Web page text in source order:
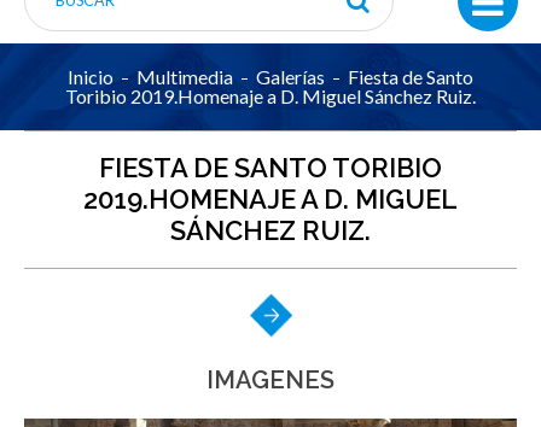
Inicio Multimedia Galerías
Fiesta de Santo
Toribio 2019.Homenaje a D. Miguel Sánchez Ruiz.
FIESTA DE SANTO TORIBIO
2019.HOMENAJE A D. MIGUEL
SÁNCHEZ RUIZ.
IMAGENES